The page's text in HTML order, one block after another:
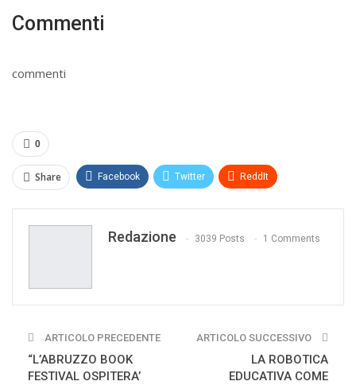
Commenti
commenti
0
Share Facebook Twitter ReddIt
Redazione 3039 Posts 1 Comments
ARTICOLO PRECEDENTE
“L’ABRUZZO BOOK
FESTIVAL OSPITERA’
ARTICOLO SUCCESSIVO
LA ROBOTICA
EDUCATIVA COME